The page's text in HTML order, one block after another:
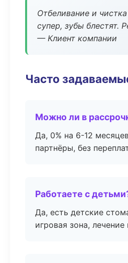
Отбеливание и
супер, зубы блестят.
— Клиент компании
Часто
Можно ли в
Да, 0% на 6-12
партнёры, без
Работаете с
Да, есть детские
игровая зона, лечение